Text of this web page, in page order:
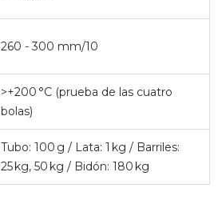
260 - 300 mm/10
>+200 °C (prueba de las cuatro
bolas)
Tubo: 100 g / Lata: 1 kg / Barriles:
25 kg, 50 kg / Bidón: 180 kg